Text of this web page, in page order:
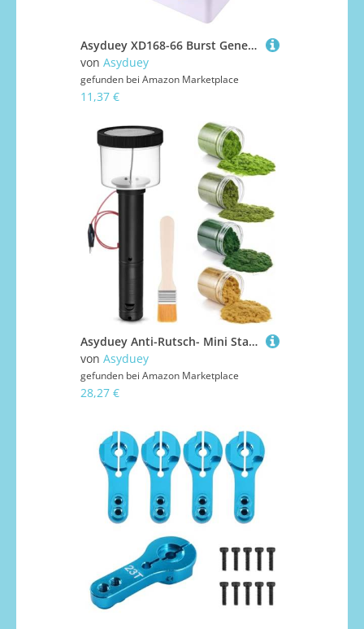
Asyduey XD168-66 Burst Generation Spinner Werkzeugkasten für Spinner ÄHnliche Produkte Hand Aufbewahrungsbox Werkzeugkasten
von Asyduey
gefunden bei Amazon Marketplace
11,37 €
Asyduey Anti-Rutsch- Mini Static Grass Applikator Flocking-Kit mit 4 X 60g Farben Gras für DIY Modellbahn Landschafts-
von Asyduey
gefunden bei Amazon Marketplace
28,27 €